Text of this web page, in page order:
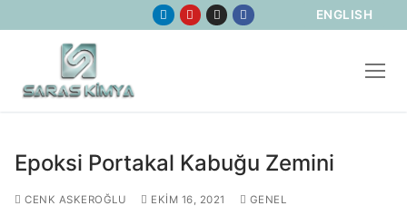
ENGLISH
Epoksi Portakal Kabuğu Zemini
CENK ASKEROĞLU EKIM 16, 2021 GENEL